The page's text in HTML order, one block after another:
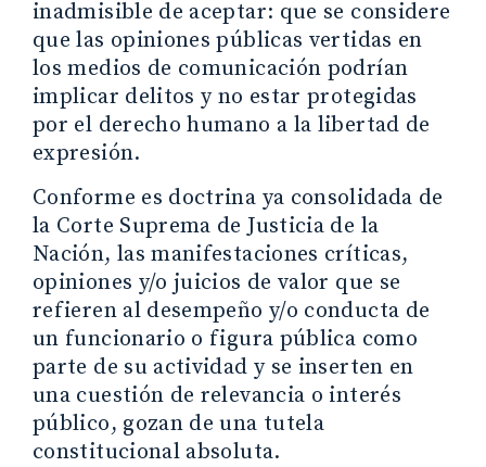
inadmisible de aceptar: que se considere
que las opiniones públicas vertidas en
los medios de comunicación podrían
implicar delitos y no estar protegidas
por el derecho humano a la libertad de
expresión.
Conforme es doctrina ya consolidada de
la Corte Suprema de Justicia de la
Nación, las manifestaciones críticas,
opiniones y/o juicios de valor que se
refieren al desempeño y/o conducta de
un funcionario o figura pública como
parte de su actividad y se inserten en
una cuestión de relevancia o interés
público, gozan de una tutela
constitucional absoluta.